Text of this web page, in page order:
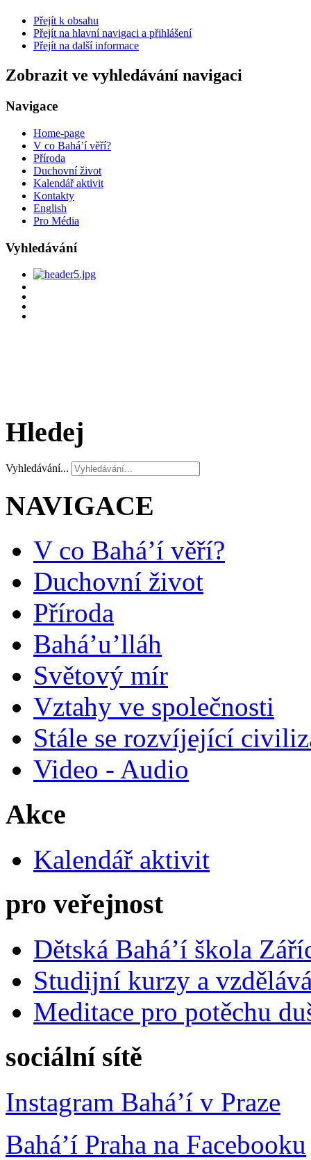
Přejít k obsahu
Přejít na hlavní navigaci a přihlášení
Přejít na další informace
Zobrazit ve vyhledávání navigaci
Navigace
Home-page
V co Bahá’í věří?
Příroda
Duchovní život
Kalendář aktivit
Kontakty
English
Pro Média
Vyhledávání
Hledej
Vyhledávání...
NAVIGACE
V co Bahá’í věří?
Duchovní život
Příroda
Bahá’u’lláh
Světový mír
Vztahy ve společnosti
Stále se rozvíjející
Video - Audio
Akce
Kalendář aktivit
pro veřejnost
Dětská Bahá’í škola
Studijní kurzy a
Meditace pro potěchu
sociální sítě
Instagram Bahá’í v Praze
Bahá’í Praha na Facebooku